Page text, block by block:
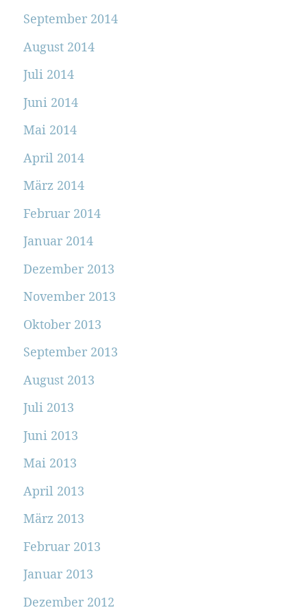
September 2014
August 2014
Juli 2014
Juni 2014
Mai 2014
April 2014
März 2014
Februar 2014
Januar 2014
Dezember 2013
November 2013
Oktober 2013
September 2013
August 2013
Juli 2013
Juni 2013
Mai 2013
April 2013
März 2013
Februar 2013
Januar 2013
Dezember 2012